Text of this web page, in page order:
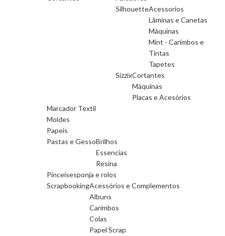
SilhouetteAcessorios
Lâminas e Canetas
Máquinas
Mint - Carimbos e
Tintas
Tapetes
SizzixCortantes
Máquinas
Placas e Acesórios
Marcador Textil
Moldes
Papeis
Pastas e GessoBrilhos
Essencias
Resina
Pinceisesponja e rolos
ScrapbookingAcessórios e Complementos
Albuns
Carimbos
Colas
Papel Scrap